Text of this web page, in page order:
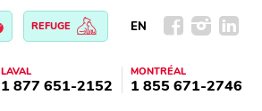
REFUGE EN
LAVAL
1 877 651-2152
MONTRÉAL
1 855 671-2746